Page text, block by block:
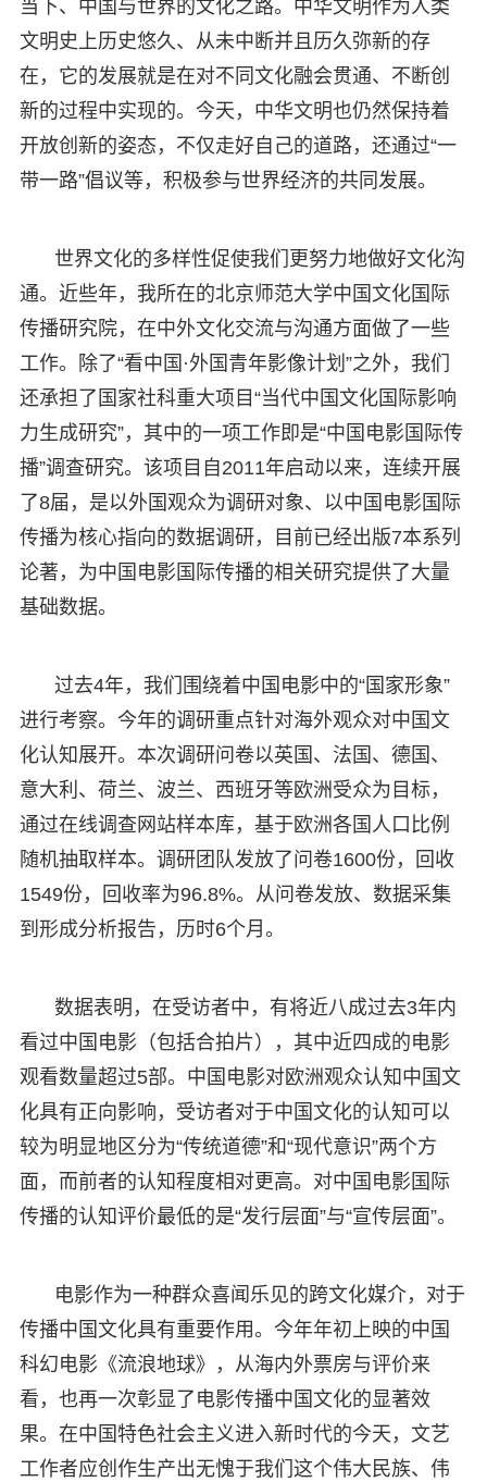
当下、中国与世界的文化之路。中华文明作为人类
文明史上历史悠久、从未中断并且历久弥新的存
在，它的发展就是在对不同文化融会贯通、不断创
新的过程中实现的。今天，中华文明也仍然保持着
开放创新的姿态，不仅走好自己的道路，还通过“一
带一路”倡议等，积极参与世界经济的共同发展。
世界文化的多样性促使我们更努力地做好文化沟
通。近些年，我所在的北京师范大学中国文化国际
传播研究院，在中外文化交流与沟通方面做了一些
工作。除了“看中国·外国青年影像计划”之外，我们
还承担了国家社科重大项目“当代中国文化国际影响
力生成研究”，其中的一项工作即是“中国电影国际传
播”调查研究。该项目自2011年启动以来，连续开展
了8届，是以外国观众为调研对象、以中国电影国际
传播为核心指向的数据调研，目前已经出版7本系列
论著，为中国电影国际传播的相关研究提供了大量
基础数据。
过去4年，我们围绕着中国电影中的“国家形象”
进行考察。今年的调研重点针对海外观众对中国文
化认知展开。本次调研问卷以英国、法国、德国、
意大利、荷兰、波兰、西班牙等欧洲受众为目标，
通过在线调查网站样本库，基于欧洲各国人口比例
随机抽取样本。调研团队发放了问卷1600份，回收
1549份，回收率为96.8%。从问卷发放、数据采集
到形成分析报告，历时6个月。
数据表明，在受访者中，有将近八成过去3年内
看过中国电影（包括合拍片），其中近四成的电影
观看数量超过5部。中国电影对欧洲观众认知中国文
化具有正向影响，受访者对于中国文化的认知可以
较为明显地区分为“传统道德”和“现代意识”两个方
面，而前者的认知程度相对更高。对中国电影国际
传播的认知评价最低的是“发行层面”与“宣传层面”。
电影作为一种群众喜闻乐见的跨文化媒介，对于
传播中国文化具有重要作用。今年年初上映的中国
科幻电影《流浪地球》，从海内外票房与评价来
看，也再一次彰显了电影传播中国文化的显著效
果。在中国特色社会主义进入新时代的今天，文艺
工作者应创作生产出无愧于我们这个伟大民族、伟